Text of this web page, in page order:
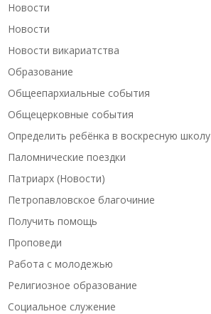
Новости
Новости
Новости викариатства
Образование
Общеепархиальные события
Общецерковные события
Определить ребёнка в воскресную школу
Паломнические поездки
Патриарх (Новости)
Петропавловское благочиние
Получить помощь
Проповеди
Работа с молодежью
Религиозное образование
Социальное служение